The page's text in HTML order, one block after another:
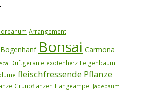
Arrangement
Bogenhanf Bonsai Carmona
Duftgeranie exotenherz Feigenbaum
fleischfressende Pflanze
Grünpflanzen Hängeampel Jadebaum